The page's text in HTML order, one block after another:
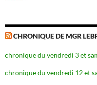
CHRONIQUE DE MGR
chronique du vendredi 3 et
chronique du vendredi 12 et